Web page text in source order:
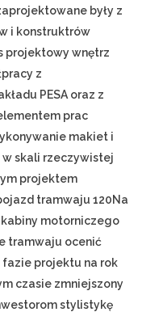
były z
i konstruktrów
projektowy wnętrz
z
PESA oraz z
prac
makiet i
skali rzeczywistej
projektem
tramwaju 120Na
motorniczego
tramwaju ocenić
projektu na rok
czasie zmniejszony
stylistykę